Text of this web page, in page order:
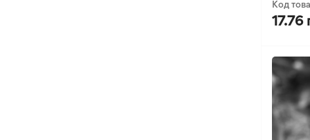
Код
17.76